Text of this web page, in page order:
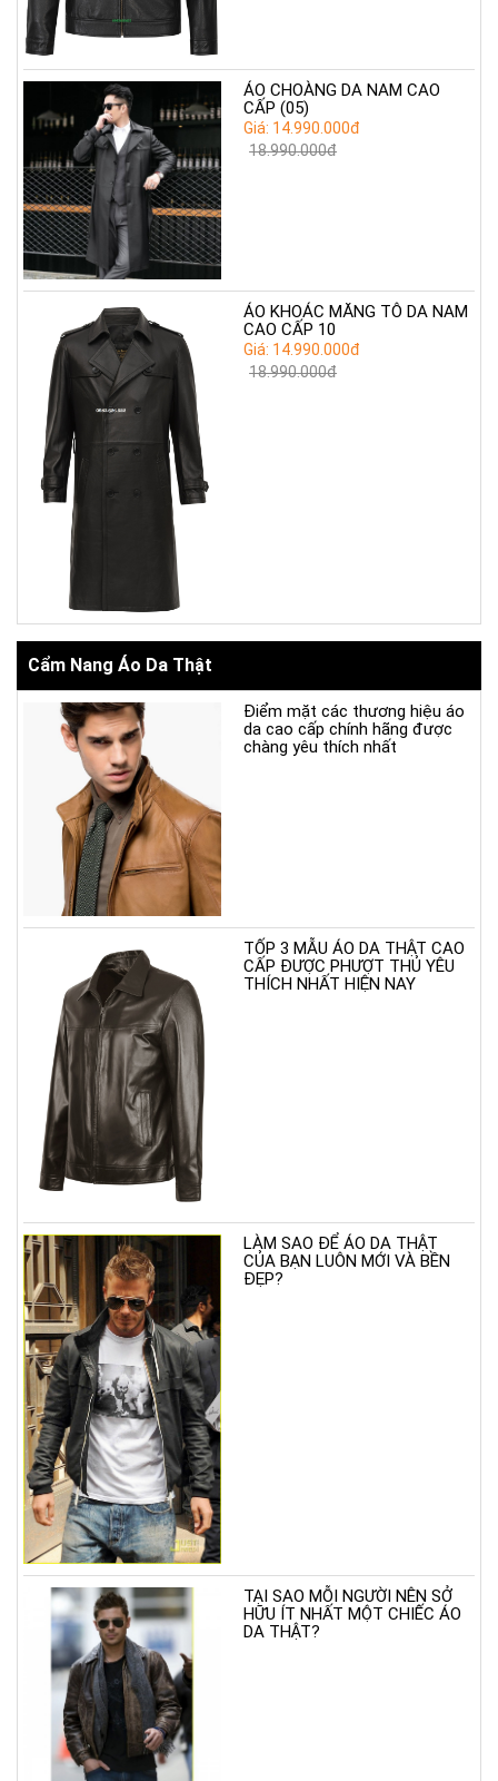
ÁO CHOÀNG DA NAM CAO
CẤP (05)
Giá: 14.990.000đ
18.990.000đ
ÁO KHOÁC MĂNG TÔ DA NAM
CAO CẤP 10
Giá: 14.990.000đ
18.990.000đ
Cẩm Nang Áo Da Thật
Điểm mặt các thương hiệu áo
da cao cấp chính hãng được
chàng yêu thích nhất
TỐP 3 MẪU ÁO DA THẬT CAO
CẤP ĐƯỢC PHƯỢT THỦ YÊU
THÍCH NHẤT HIỆN NAY
LÀM SAO ĐỂ ÁO DA THẬT
CỦA BẠN LUÔN MỚI VÀ BỀN
ĐẸP?
TẠI SAO MỖI NGƯỜI NÊN SỞ
HỮU ÍT NHẤT MỘT CHIẾC ÁO
DA THẬT?